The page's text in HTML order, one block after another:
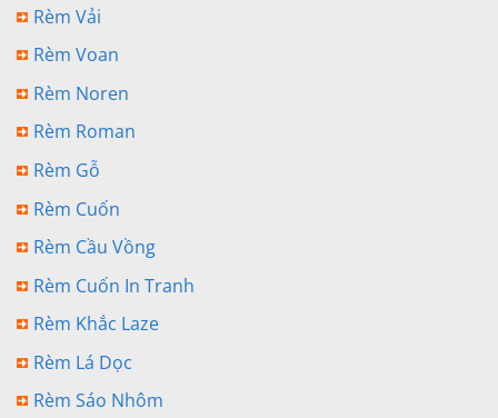
Rèm Vải
Rèm Voan
Rèm Noren
Rèm Roman
Rèm Gỗ
Rèm Cuốn
Rèm Cầu Vồng
Rèm Cuốn In Tranh
Rèm Khắc Laze
Rèm Lá Dọc
Rèm Sáo Nhôm